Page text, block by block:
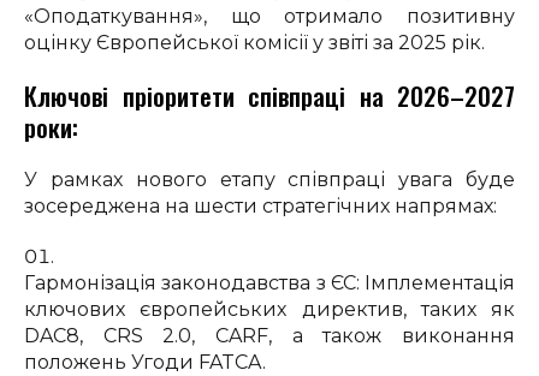
«Оподаткування», що отримало позитивну
оцінку Європейської комісії у звіті за 2025 рік.
Ключові пріоритети співпраці на 2026–2027
роки:
У рамках нового етапу співпраці увага буде
зосереджена на шести стратегічних напрямах:
Гармонізація законодавства з ЄС: Імплементація
ключових європейських директив, таких як
DAC8, CRS 2.0, CARF, а також виконання
положень Угоди FATCA.